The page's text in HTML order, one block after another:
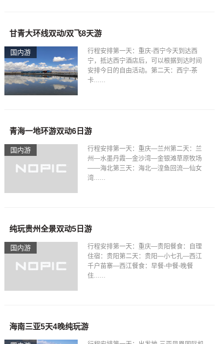
国内游
甘青大环线双动/双飞8天游
行程安排第一天：重庆-西宁今天到达西
宁，抵达西宁酒店后，可以根据到达时间
安排今日的自由活动。第二天：西宁-茶
卡......
国内游
青海一地环游双动6日游
行程安排第一天：重庆—兰州第二天：兰
州—水墨丹霞—金沙湾—金银滩草原牧场
——海北第三天：海北—湟鱼回流—仙女
湾......
国内游
纯玩贵州全景双动5日游
行程安排第一天：重庆—贵阳餐食：自理
住宿：贵阳第二天：贵阳—小七孔—西江
千户苗寨—西江餐食：早餐-中餐-晚餐
住......
海南三亚5天4晚纯玩游